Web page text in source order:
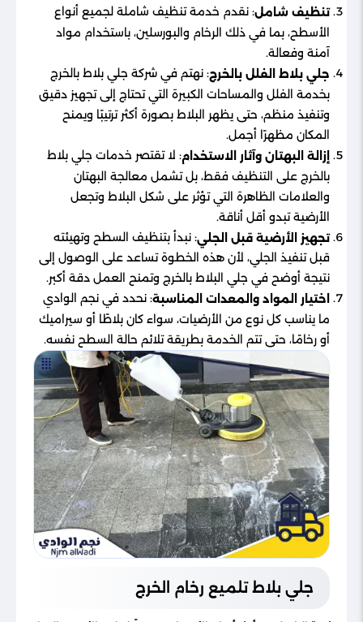
تنظيف شامل: نقدم خدمة تنظيف شاملة لجميع أنواع
الأسطح، بما في ذلك الرخام والبورسلين، باستخدام مواد
آمنة وفعالة.
جلي بلاط الفلل بالخرج: نهتم في شركة جلي بلاط بالخرج
بخدمة الفلل والمساحات الكبيرة التي تحتاج إلى تجهيز دقيق
وتنفيذ منظم، حتى يظهر البلاط بصورة أكثر ترتيبًا ويمنح
المكان مظهرًا أجمل.
إزالة البهتان وآثار الاستخدام: لا تقتصر خدمات جلي بلاط
بالخرج على التنظيف فقط، بل تشمل معالجة البهتان
والعلامات الظاهرة التي تؤثر على شكل البلاط وتجعل
الأرضية تبدو أقل أناقة.
تجهيز الأرضية قبل الجلي: نبدأ بتنظيف السطح وتهيئته
قبل تنفيذ الجلي، لأن هذه الخطوة تساعد على الوصول إلى
نتيجة أوضح في جلي البلاط بالخرج وتمنح العمل دقة أكبر.
اختيار المواد والمعدات المناسبة: نحدد في نجم الوادي
ما يناسب كل نوع من الأرضيات، سواء كان بلاطًا أو سيراميك
أو رخامًا، حتى تتم الخدمة بطريقة تلائم حالة السطح نفسه.
جلي بلاط تلميع رخام​ الخرج